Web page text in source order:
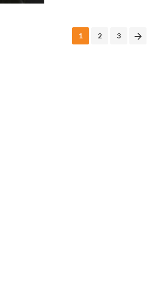
1 2 3